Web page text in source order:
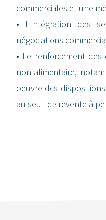
commerciales et une
• L'intégration des
négociations
• Le renforcement
non-alimentaire,
oeuvre des
au seuil de revente à